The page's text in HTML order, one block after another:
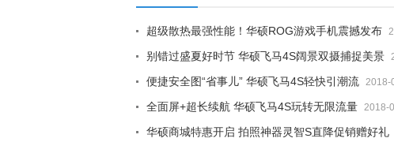
超级散热最强性能！华硕ROG游戏手机震撼发布
别错过盛夏好时节 华硕飞马4S阔景双摄捕捉美景
便捷安全图“省事儿” 华硕飞马4S轻快引潮流 2018-
全面屏+超长续航 华硕飞马4S玩转无限流量 2018-
华硕商城特惠开启 拍照神器灵智S直降促销赠好礼